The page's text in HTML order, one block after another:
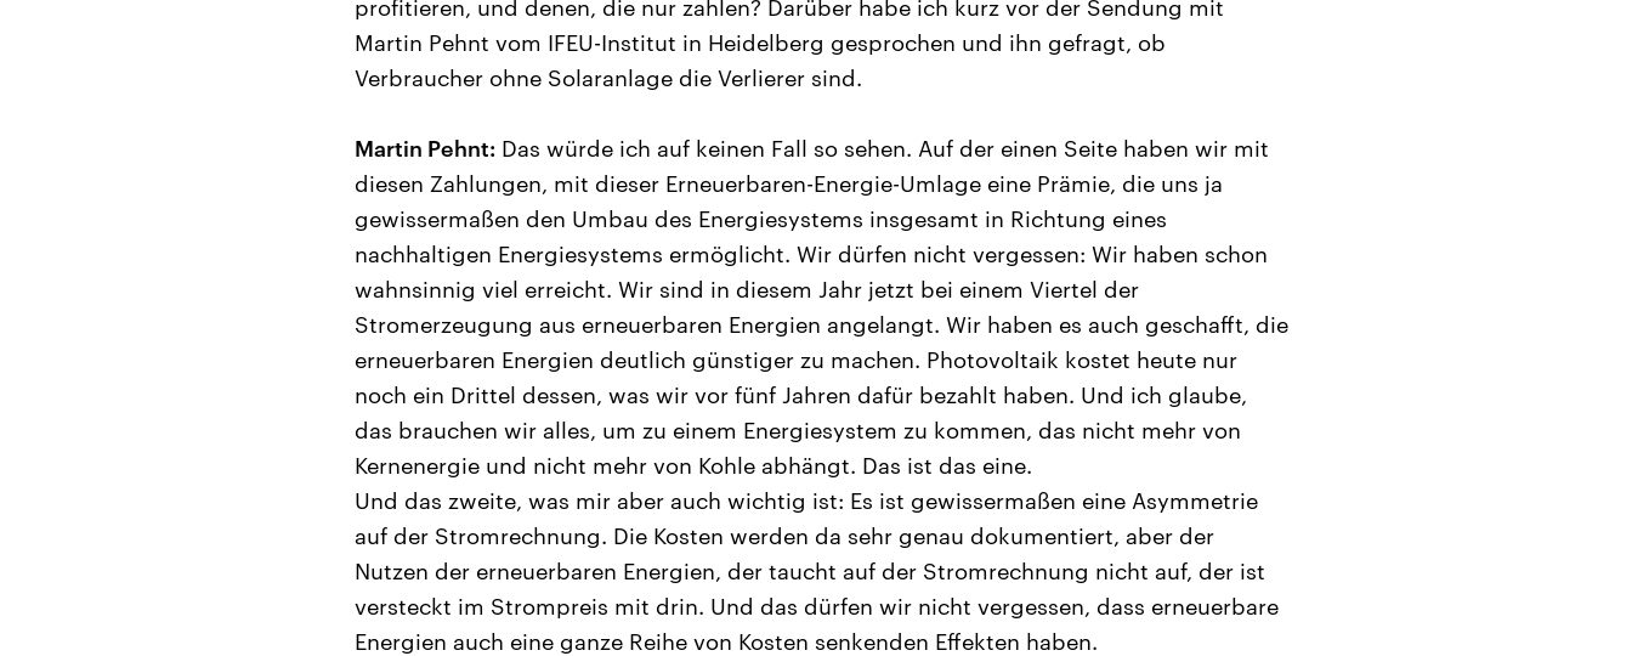
profitieren, und denen, die nur zahlen? Darüber habe ich kurz vor der Sendung mit
Martin Pehnt vom IFEU-Institut in Heidelberg gesprochen und ihn gefragt, ob
Verbraucher ohne Solaranlage die Verlierer sind.
Martin Pehnt: Das würde ich auf keinen Fall so sehen. Auf der einen Seite haben wir mit
diesen Zahlungen, mit dieser Erneuerbaren-Energie-Umlage eine Prämie, die uns ja
gewissermaßen den Umbau des Energiesystems insgesamt in Richtung eines
nachhaltigen Energiesystems ermöglicht. Wir dürfen nicht vergessen: Wir haben schon
wahnsinnig viel erreicht. Wir sind in diesem Jahr jetzt bei einem Viertel der
Stromerzeugung aus erneuerbaren Energien angelangt. Wir haben es auch geschafft, die
erneuerbaren Energien deutlich günstiger zu machen. Photovoltaik kostet heute nur
noch ein Drittel dessen, was wir vor fünf Jahren dafür bezahlt haben. Und ich glaube,
das brauchen wir alles, um zu einem Energiesystem zu kommen, das nicht mehr von
Kernenergie und nicht mehr von Kohle abhängt. Das ist das eine.
Und das zweite, was mir aber auch wichtig ist: Es ist gewissermaßen eine Asymmetrie
auf der Stromrechnung. Die Kosten werden da sehr genau dokumentiert, aber der
Nutzen der erneuerbaren Energien, der taucht auf der Stromrechnung nicht auf, der ist
versteckt im Strompreis mit drin. Und das dürfen wir nicht vergessen, dass erneuerbare
Energien auch eine ganze Reihe von Kosten senkenden Effekten haben.